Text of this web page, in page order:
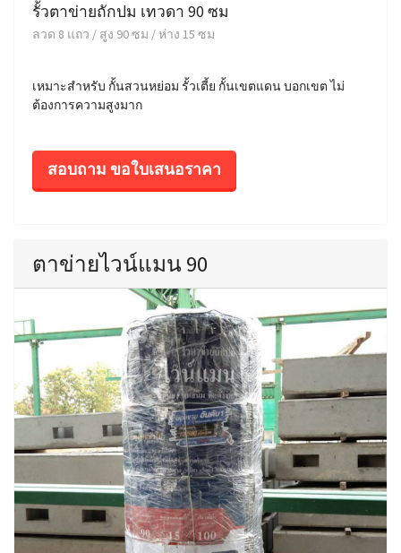
รั้วตาข่ายถักปม เทวดา 90 ซม
ลวด 8 แถว / สูง 90 ซม / ห่าง 15 ซม
เหมาะสำหรับ กั้นสวนหย่อม รั้วเตี้ย กั้นเขตแดน บอกเขต ไม่
ต้องการความสูงมาก
สอบถาม ขอใบเสนอราคา
ตาข่ายไวน์แมน 90